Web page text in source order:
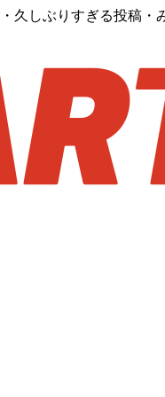
久しぶりすぎる投稿